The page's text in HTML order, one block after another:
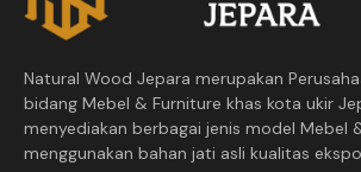
Natural Wood Jepara merupakan
bidang Mebel & Furniture khas kota ukir
menyediakan berbagai jenis model Mebel
menggunakan bahan jati asli kualitas